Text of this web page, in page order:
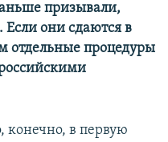
призывали,
Если они сдаются в
отдельные процедуры
конечно, в первую